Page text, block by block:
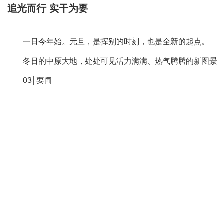
追光而行 实干为要
一日今年始。元旦，是挥别的时刻，也是全新的起点。
冬日的中原大地，处处可见活力满满、热气腾腾的新图
03│要闻